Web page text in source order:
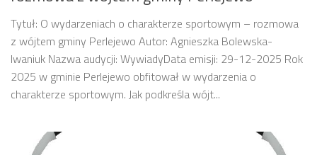
Tytuł: O wydarzeniach o charakterze sportowym – rozmowa
z wójtem gminy Perlejewo Autor: Agnieszka Bolewska-
Iwaniuk Nazwa audycji: WywiadyData emisji: 29-12-2025 Rok
2025 w gminie Perlejewo obfitował w wydarzenia o
charakterze sportowym. Jak podkreśla wójt...